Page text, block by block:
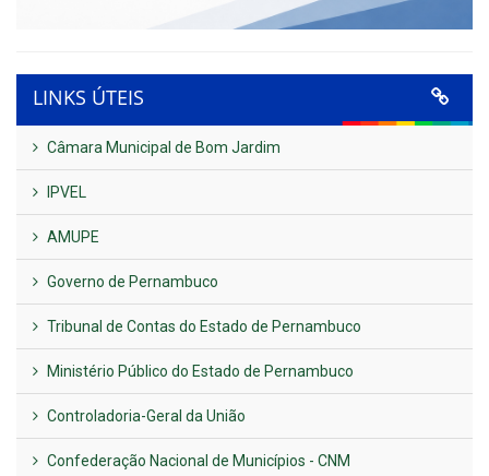
LINKS ÚTEIS
Câmara Municipal de Bom Jardim
IPVEL
AMUPE
Governo de Pernambuco
Tribunal de Contas do Estado de Pernambuco
Ministério Público do Estado de Pernambuco
Controladoria-Geral da União
Confederação Nacional de Municípios - CNM